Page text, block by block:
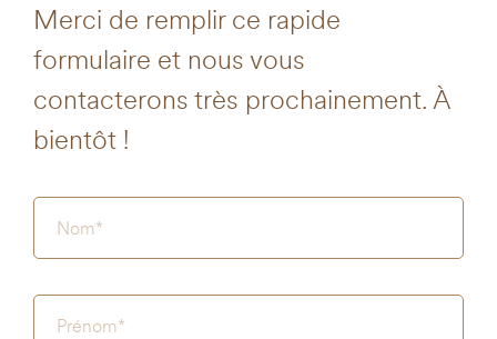
Merci de remplir ce rapide
formulaire et nous vous
contacterons très prochainement. À
bientôt !
Nom
Prénom